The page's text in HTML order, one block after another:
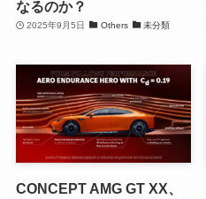
なるのか？
2025年9月5日 Others 未分類
CONCEPT AMG GT XX、